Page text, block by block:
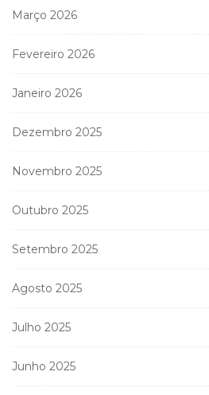
Março 2026
Fevereiro 2026
Janeiro 2026
Dezembro 2025
Novembro 2025
Outubro 2025
Setembro 2025
Agosto 2025
Julho 2025
Junho 2025